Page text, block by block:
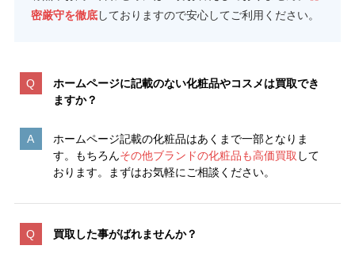
密厳守を徹底しておりますので安心してご利用ください。
ホームページに記載のない化粧品やコスメは買取でき
ますか？
ホームページ記載の化粧品はあくまで一部となりま
す。もちろんその他ブランドの化粧品も高価買取 して
おります。まずはお気軽にご相談ください。
買取した事がばれませんか？